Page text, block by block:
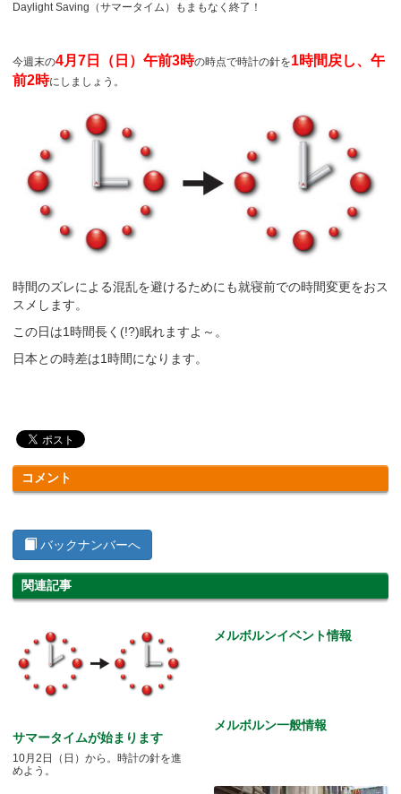
Daylight Saving（サマータイム）もまもなく終了！
今週末の4月7日（日）午前3時の時点で時計の針を1時間戻し、午
前2時にしましょう 。
時間のズレによる混乱を避けるためにも就寝前での時間変更をおス
スメします。
この日は1時間長く(!?)眠れますよ～。
日本との時差は1時間になります。
コメント
バックナンバーへ
関連記事
サマータイムが始まります
10月2日（日）から。時計の針を進
めよう。
メルボルンイベント情報
メルボルン一般情報